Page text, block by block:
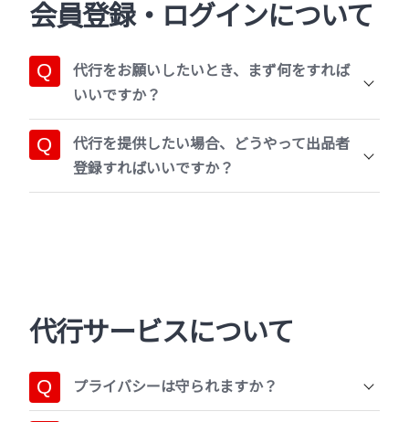
会員登録・ログインについて
代行をお願いしたいとき、まず何をすれば
いいですか？
代行を提供したい場合、どうやって出品者
登録すればいいですか？
代行サービスについて
プライバシーは守られますか？